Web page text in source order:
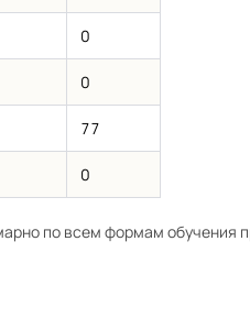
0
0
77
0
по всем формам обучения